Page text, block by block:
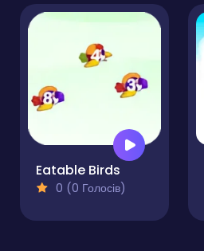
Eatable Birds
0 (0 Голосів)